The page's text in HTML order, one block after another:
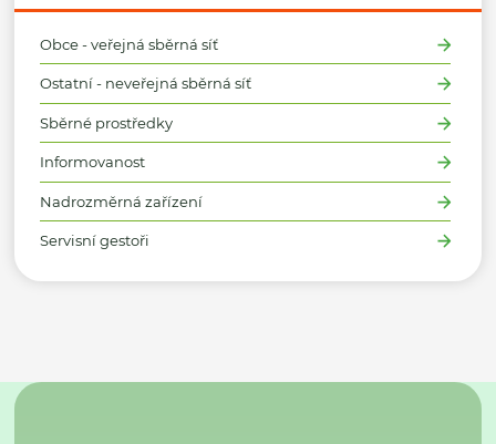
Obce - veřejná sběrná síť
Ostatní - neveřejná sběrná síť
Sběrné prostředky
Informovanost
Nadrozměrná zařízení
Servisní gestoři